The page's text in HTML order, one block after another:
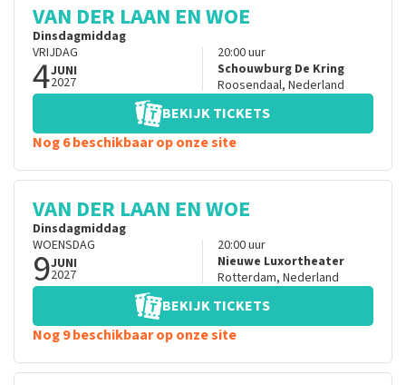
VAN DER LAAN EN WOE
Dinsdagmiddag
VRIJDAG
4JUNI
2027
20:00uur
Schouwburg De Kring
Roosendaal, Nederland
BEKIJK TICKETS
Nog 6 beschikbaar op onze site
VAN DER LAAN EN WOE
Dinsdagmiddag
WOENSDAG
9JUNI
2027
20:00uur
Nieuwe Luxortheater
Rotterdam, Nederland
BEKIJK TICKETS
Nog 9 beschikbaar op onze site